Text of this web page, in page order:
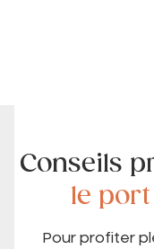
Conseils
le
Pour profiter